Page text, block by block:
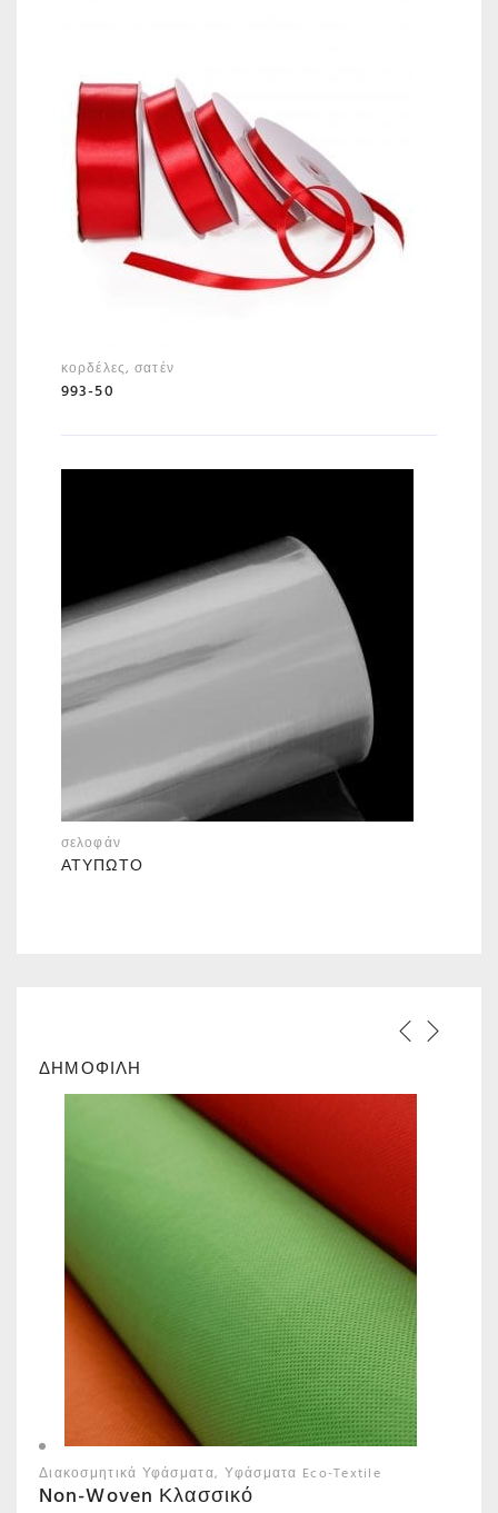
κορδέλες,σατέν
993-50
σελοφάν
ΑΤΎΠΩΤΟ
ΔΗΜΟΦΙΛΗ
Διακοσμητικά Υφάσματα Υφάσματα Eco-Textile
Non-Woven Κλασσικό